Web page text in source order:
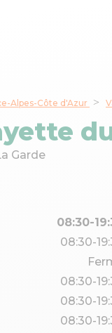
Alpes-Côte d'Azur
Garde
08:30-
08:30-
08:30-
08:30-
08:30-